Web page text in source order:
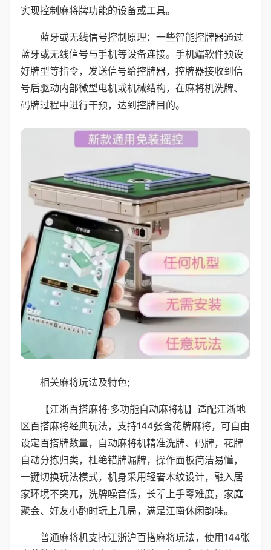
实现控制麻将牌功能的设备或工具。
蓝牙或无线信号控制原理：一些智能控牌器通过
蓝牙或无线信号与手机等设备连接。手机端软件预设
好牌型等指令，发送信号给控牌器，控牌器接收到信
号后驱动内部微型电机或机械结构，在麻将机洗牌、
码牌过程中进行干预，达到控牌目的。
相关麻将玩法及特色;
【江浙百搭麻将·多功能自动麻将机】适配江浙地
区百搭麻将经典玩法，支持144张含花牌麻将，可自由
设定百搭牌数量，自动麻将机精准洗牌、码牌，花牌
自动分拣归类，杜绝错牌漏牌，操作面板简洁易懂，
一键切换玩法模式，机身采用轻奢木纹设计，融入居
家环境不突兀，洗牌噪音低，长辈上手零难度，家庭
聚会、好友小酌时玩上几局，满是江南休闲韵味。
普通麻将机支持江浙沪百搭麻将玩法，使用144张